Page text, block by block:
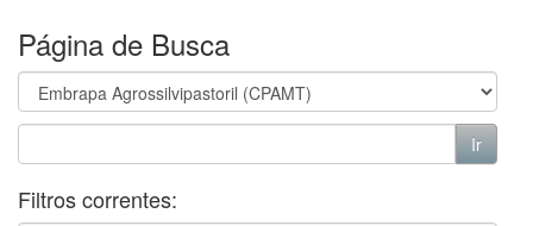
Página de Busca
Filtros correntes: